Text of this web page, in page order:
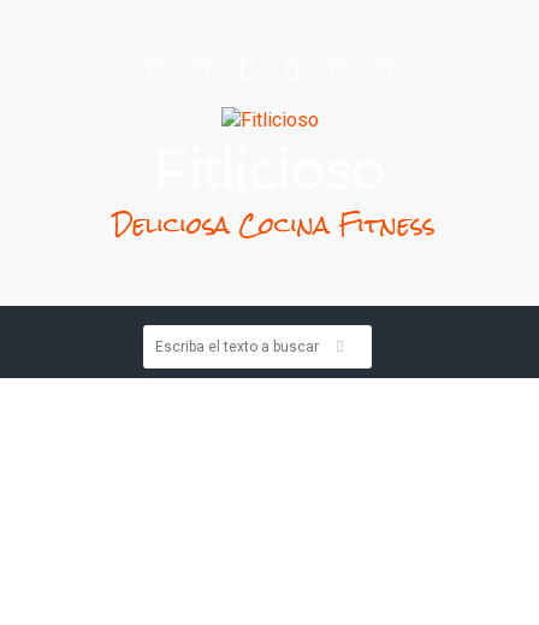
Deliciosa Cocina Fitness